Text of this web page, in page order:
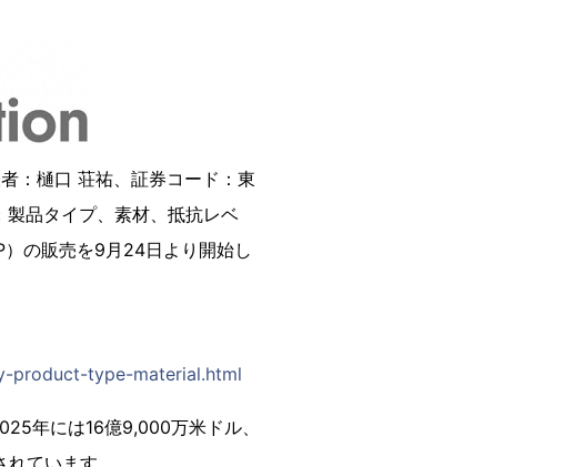
：樋口 荘祐、証券コード：東
品タイプ、素材、抵抗レベ
の販売を9月24日より開始し
product-type-material.html
年には16億9,000万米ドル、
ています。